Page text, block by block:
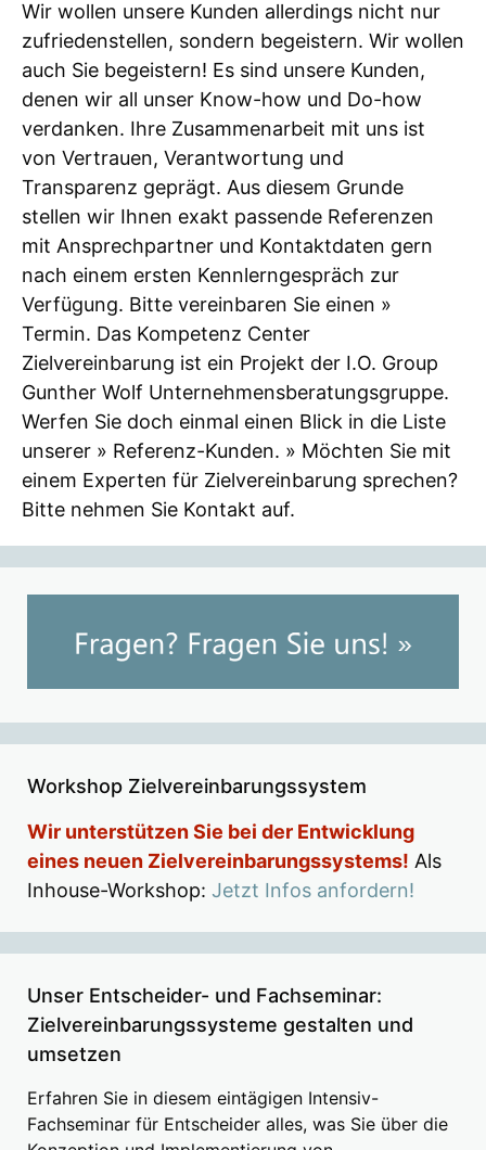
Wir wollen unsere Kunden allerdings nicht nur
zufriedenstellen, sondern begeistern. Wir wollen
auch Sie begeistern! Es sind unsere Kunden,
denen wir all unser Know-how und Do-how
verdanken. Ihre Zusammenarbeit mit uns ist
von Vertrauen, Verantwortung und
Transparenz geprägt. Aus diesem Grunde
stellen wir Ihnen exakt passende Referenzen
mit Ansprechpartner und Kontaktdaten gern
nach einem ersten Kennlerngespräch zur
Verfügung. Bitte vereinbaren Sie einen »
Termin. Das Kompetenz Center
Zielvereinbarung ist ein Projekt der I.O. Group
Gunther Wolf Unternehmensberatungsgruppe.
Werfen Sie doch einmal einen Blick in die Liste
unserer » Referenz-Kunden. » Möchten Sie mit
einem Experten für Zielvereinbarung sprechen?
Bitte nehmen Sie Kontakt auf.
Workshop Zielvereinbarungssystem
Wir unterstützen Sie bei der Entwicklung
eines neuen Zielvereinbarungssystems! Als
Inhouse-Workshop: Jetzt Infos anfordern!
Unser Entscheider- und Fachseminar:
Zielvereinbarungssysteme gestalten und
umsetzen
Erfahren Sie in diesem eintägigen Intensiv-
Fachseminar für Entscheider alles, was Sie über die